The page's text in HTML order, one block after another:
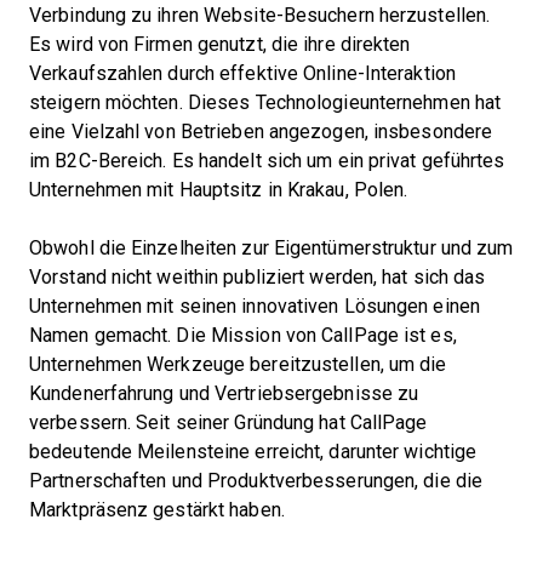
Verbindung zu ihren Website-Besuchern herzustellen.
Es wird von Firmen genutzt, die ihre direkten
Verkaufszahlen durch effektive Online-Interaktion
steigern möchten. Dieses Technologieunternehmen hat
eine Vielzahl von Betrieben angezogen, insbesondere
im B2C-Bereich. Es handelt sich um ein privat geführtes
Unternehmen mit Hauptsitz in Krakau, Polen.
Obwohl die Einzelheiten zur Eigentümerstruktur und zum
Vorstand nicht weithin publiziert werden, hat sich das
Unternehmen mit seinen innovativen Lösungen einen
Namen gemacht. Die Mission von CallPage ist es,
Unternehmen Werkzeuge bereitzustellen, um die
Kundenerfahrung und Vertriebsergebnisse zu
verbessern. Seit seiner Gründung hat CallPage
bedeutende Meilensteine erreicht, darunter wichtige
Partnerschaften und Produktverbesserungen, die die
Marktpräsenz gestärkt haben.